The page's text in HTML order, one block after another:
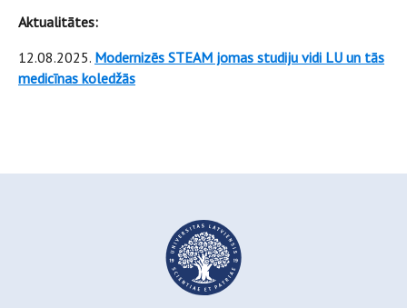
Aktualitātes:
12.08.2025. Modernizēs STEAM jomas studiju vidi LU un tās
medicīnas koledžās